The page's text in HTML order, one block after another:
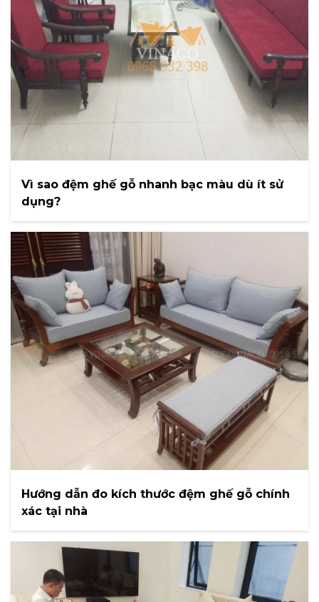
Vì sao đệm ghế gỗ nhanh bạc màu dù ít sử
dụng?
Hướng dẫn đo kích thước đệm ghế gỗ chính
xác tại nhà